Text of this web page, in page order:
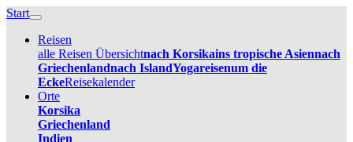
Start
Reisen
alle Reisen Übersichtnach Korsikains tropische Asiennach
Griechenlandnach IslandYogareisenum die
EckeReisekalender
Orte
Korsika
Griechenland
Indien